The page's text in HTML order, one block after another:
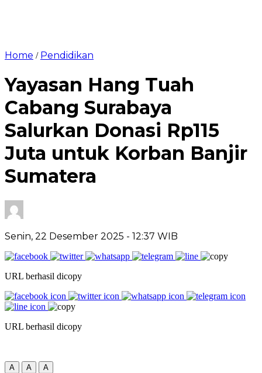
Home / Pendidikan
Yayasan Hang Tuah
Cabang Surabaya
Salurkan Donasi Rp115
Juta untuk Korban Banjir
Sumatera
Senin, 22 Desember 2025 - 12:37 WIB
URL berhasil dicopy
URL berhasil dicopy
A A A